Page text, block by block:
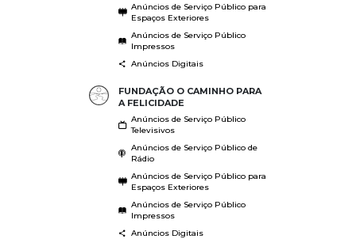
Anúncios de Serviço Público para
Espaços Exteriores
Anúncios de Serviço Público
Impressos
Anúncios Digitais
FUNDAÇÃO O CAMINHO PARA
A FELICIDADE
Anúncios de Serviço Público
Televisivos
Anúncios de Serviço Público de
Rádio
Anúncios de Serviço Público para
Espaços Exteriores
Anúncios de Serviço Público
Impressos
Anúncios Digitais